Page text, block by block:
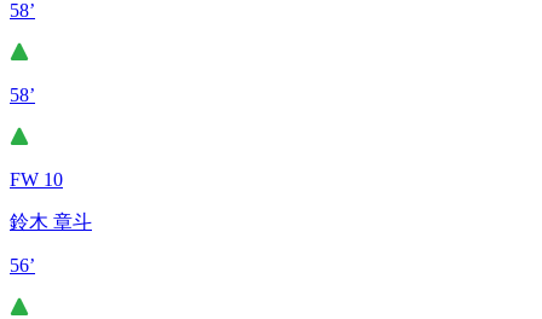
58’
58’
FW 10
鈴木 章斗
56’